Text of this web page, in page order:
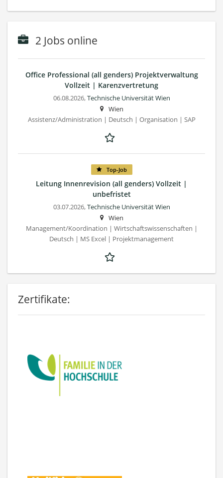
2 Jobs online
Office Professional (all genders) Projektverwaltung
Vollzeit | Karenzvertretung
06.08.2026,Technische Universität Wien
Wien
Assistenz/Administration | Deutsch | Organisation | SAP
Top-Job
Leitung Innenrevision (all genders) Vollzeit |
unbefristet
03.07.2026,Technische Universität Wien
Wien
Management/Koordination | Wirtschaftswissenschaften |
Deutsch | MS Excel | Projektmanagement
Zertifikate: